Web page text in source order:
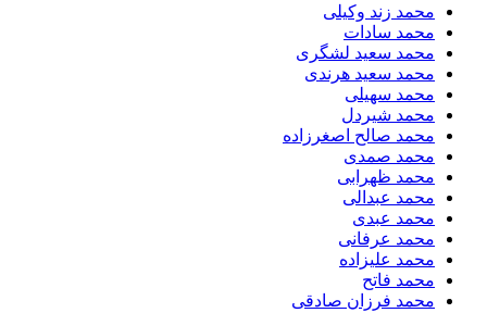
محمد زند وکیلی
محمد سادات
محمد سعید لشگری
محمد سعید هرندی
محمد سهیلی
​محمد شیردل
محمد صالح اصغرزاده
محمد صمدی
محمد ظهرابی
محمد عبدالی
محمد عبدی
محمد عرفانی
محمد علیزاده
محمد فاتح
محمد فرزان صادقی